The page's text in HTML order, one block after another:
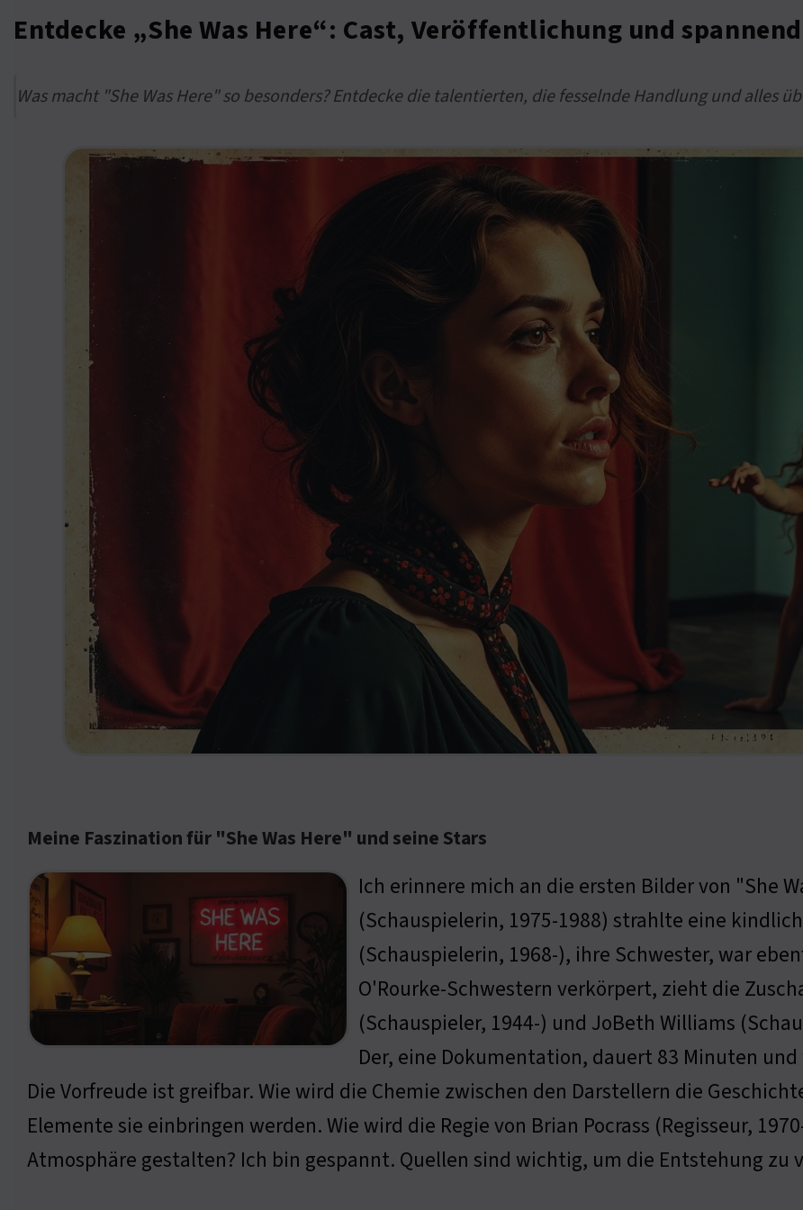
Entdecke „She Was Here“: Cast, Veröffentlichung und
Was macht "She Was Here" so besonders? Entdecke die talentierten, die fesselnde Handlung und alles
Meine Faszination für "She Was Here" und seine Stars
Ich erinnere mich an die ersten Bilder von "She
(Schauspielerin, 1975-1988) strahlte eine
(Schauspielerin, 1968-), ihre Schwester, war
O'Rourke-Schwestern verkörpert, zieht die
(Schauspieler, 1944-) und JoBeth Williams
Der, eine Dokumentation, dauert 83 Minuten
Die Vorfreude ist greifbar. Wie wird die Chemie zwischen den Darstellern die
Elemente sie einbringen werden. Wie wird die Regie von Brian Pocrass (Regisseur,
Atmosphäre gestalten? Ich bin gespannt. Quellen sind wichtig, um die Entstehung zu